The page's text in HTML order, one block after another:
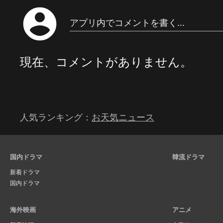
account_circle アプリ内でコメントを書く...
現在、コメントがありません。
人気ランキング： お天気ニュース
国内ドラマ
新着ドラマ
国内ドラマ
韓流ドラマ
海外映画 アニメ